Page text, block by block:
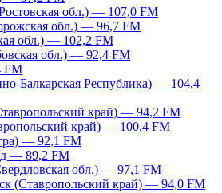
обл.) — 107,0 FM
обл.) — 96,7 FM
обл.) — 102,2 FM
обл.) — 92,4 FM
FM
Балкарская Республика) — 104,4
край) — 94,2 FM
край) — 100,4 FM
— 92,1 FM
— 89,2 FM
обл.) — 97,1 FM
(Ставропольский край) — 94,0 FM